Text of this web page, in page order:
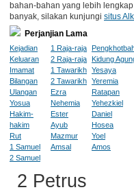
bahan-bahan yang lebih
banyak, silakan kunjungi situs
Perjanjian Lama
Kejadian
Keluaran
Imamat
Bilangan
Ulangan
Yosua
Hakim-
hakim
Rut
1 Samuel
2 Samuel
1 Raja-raja
2 Raja-raja
1 Tawarikh
2 Tawarikh
Ezra
Nehemia
Ester
Ayub
Mazmur
Amsal
Kidung
Yesaya
Yeremia
Ratapan
Yehezkiel
Daniel
Hosea
Yoel
Amos
2 Petrus